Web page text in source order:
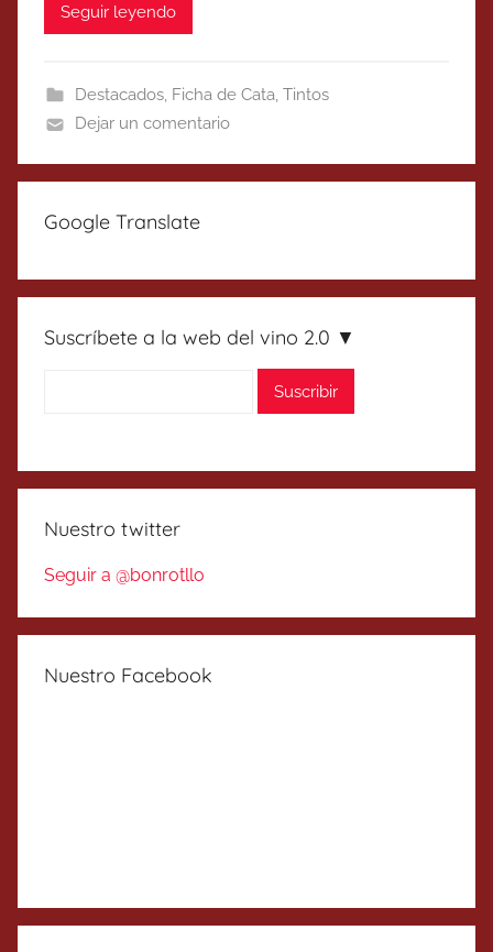
Seguir leyendo
Destacados, Ficha de Cata, Tintos
Dejar un comentario
Google Translate
Suscríbete a la web del vino 2.0 ▼
Nuestro twitter
Seguir a @bonrotllo
Nuestro Facebook